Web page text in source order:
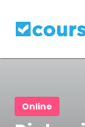
Online